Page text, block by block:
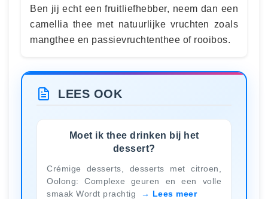
Ben jij echt een fruitliefhebber, neem dan een
camellia thee met natuurlijke vruchten zoals
mangthee en passievruchtenthee of rooibos.
LEES OOK
Moet ik thee drinken bij het
dessert?
Crémige desserts, desserts met citroen,
Oolong: Complexe geuren en een volle
smaak Wordt prachtig
Lees meer